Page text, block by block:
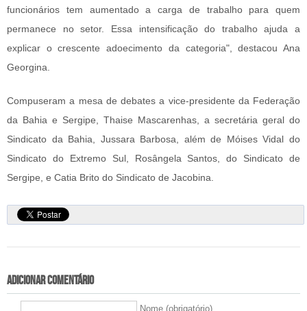
funcionários tem aumentado a carga de trabalho para quem
permanece no setor. Essa intensificação do trabalho ajuda a
explicar o crescente adoecimento da categoria", destacou Ana
Georgina.
Compuseram a mesa de debates a vice-presidente da Federação
da Bahia e Sergipe, Thaise Mascarenhas, a secretária geral do
Sindicato da Bahia, Jussara Barbosa, além de Móises Vidal do
Sindicato do Extremo Sul, Rosângela Santos, do Sindicato de
Sergipe, e Catia Brito do Sindicato de Jacobina.
Adicionar comentário
Nome (obrigatório)